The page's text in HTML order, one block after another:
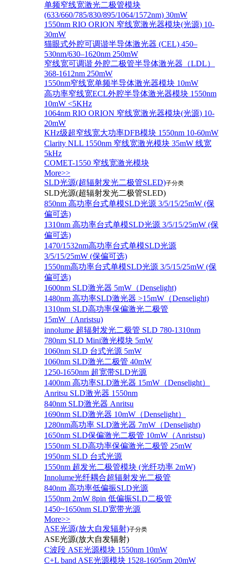
单频窄线宽激光二极管模块
(633/660/785/830/895/1064/1572nm) 30mW
1550nm RIO ORION 窄线宽激光器模块(光源) 10-
30mW
猫眼式外腔可调谐半导体激光器 (CEL) 450–
530nm/630–1620nm 250mW
窄线宽可调谐 外腔二极管半导体激光器（LDL）
368-1612nm 250mW
1550nm窄线宽单频半导体激光器模块 10mW
高功率窄线宽ECL外腔半导体激光器模块 1550nm
10mW <5KHz
1064nm RIO ORION 窄线宽激光器模块(光源) 10-
20mW
KHz级超窄线宽大功率DFB模块 1550nm 10-60mW
Clarity NLL 1550nm 窄线宽激光模块 35mW 线宽
5kHz
COMET-1550 窄线宽激光模块
More>>
SLD光源(超辐射发光二极管SLED)子分类
SLD光源(超辐射发光二极管SLED)
850nm 高功率台式单模SLD光源 3/5/15/25mW (保
偏可选)
1310nm 高功率台式单模SLD光源 3/5/15/25mW (保
偏可选)
1470/1532nm高功率台式单模SLD光源
3/5/15/25mW (保偏可选)
1550nm高功率台式单模SLD光源 3/5/15/25mW (保
偏可选)
1600nm SLD激光器 5mW（Denselight)
1480nm 高功率SLD激光器 >15mW（Denselight)
1310nm SLD高功率保偏激光二极管
15mW（Anristsu)
innolume 超辐射发光二极管 SLD 780-1310nm
780nm SLD Mini激光模块 5mW
1060nm SLD 台式光源 5mW
1060nm SLD激光二极管 40mW
1250-1650nm 超宽带SLD光源
1400nm 高功率SLD激光器 15mW（Denselight）
Anritsu SLD激光器 1550nm
840nm SLD激光器 Anritsu
1690nm SLD激光器 10mW（Denselight）
1280nm高功率 SLD激光器 7mW（Denselight)
1650nm SLD保偏激光二极管 10mW（Anristsu)
1550nm SLD高功率保偏激光二极管 25mW
1950nm SLD 台式光源
1550nm 超发光二极管模块 (光纤功率 2mW)
Innolume光纤耦合超辐射发光二极管
840nm 高功率低偏振SLD光源
1550nm 2mW 8pin 低偏振SLD二极管
1450~1650nm SLD宽带光源
More>>
ASE光源(放大自发辐射)子分类
ASE光源(放大自发辐射)
C波段 ASE光源模块 1550nm 10mW
C+L band ASE光源模块 1528-1605nm 20mW